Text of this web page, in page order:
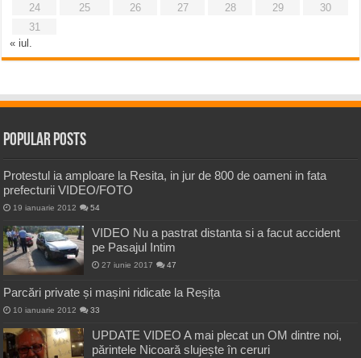
24
25 26 27 28 29
30
31
« iul.
Popular Posts
Protestul ia amploare la Resita, in jur de 800 de oameni in fata
prefecturii VIDEO/FOTO
19 ianuarie 2012 54
VIDEO Nu a pastrat distanta si a facut accident
pe Pasajul Intim
27 iunie 2017 47
Parcări private și mașini ridicate la Reșița
10 ianuarie 2012 33
UPDATE VIDEO A mai plecat un OM dintre noi,
părintele Nicoară slujește în ceruri